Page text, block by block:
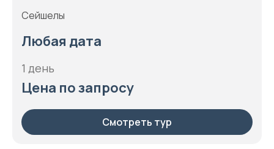
Сейшелы
Любая дата
1 день
Цена по запросу
Смотреть тур